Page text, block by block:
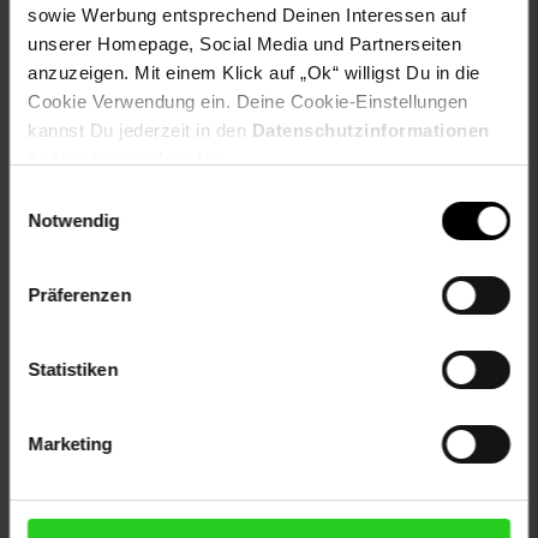
sowie Werbung entsprechend Deinen Interessen auf
unserer Homepage, Social Media und Partnerseiten
anzuzeigen. Mit einem Klick auf „Ok“ willigst Du in die
Cookie Verwendung ein. Deine Cookie-Einstellungen
kannst Du jederzeit in den Datenschutzinformationen
Notwendig
Präferenzen
Statistiken
Marketing
Alter bis 3 Jahre
Artikelnummer: 2590738000
EAN: 3800166108285
Artikel gehört zur Kategorie:Weiteres Schlafzimmer-
Zubehör